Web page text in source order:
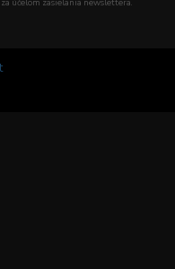
za účelom zasielania newslettera.